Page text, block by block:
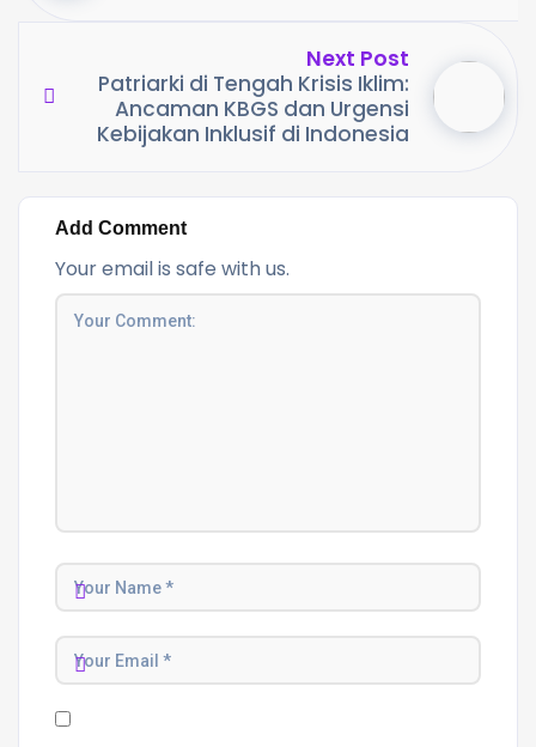
Next Post
Patriarki di Tengah Krisis Iklim:
Ancaman KBGS dan Urgensi
Kebijakan Inklusif di Indonesia
Add Comment
Your email is safe with us.